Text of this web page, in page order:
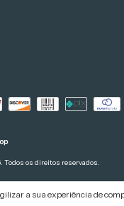
a sua experiência de
os direitos reservados.